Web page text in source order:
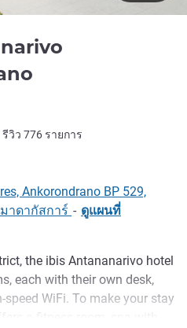
(เรทติ้งบน ALL)
รีวิว 776 รายการ
Ankorondrano BP 529,
มาดากัสการ์ - ดูแผนที่
the ibis Antananarivo hotel
each with their own desk,
WiFi. To make your stay